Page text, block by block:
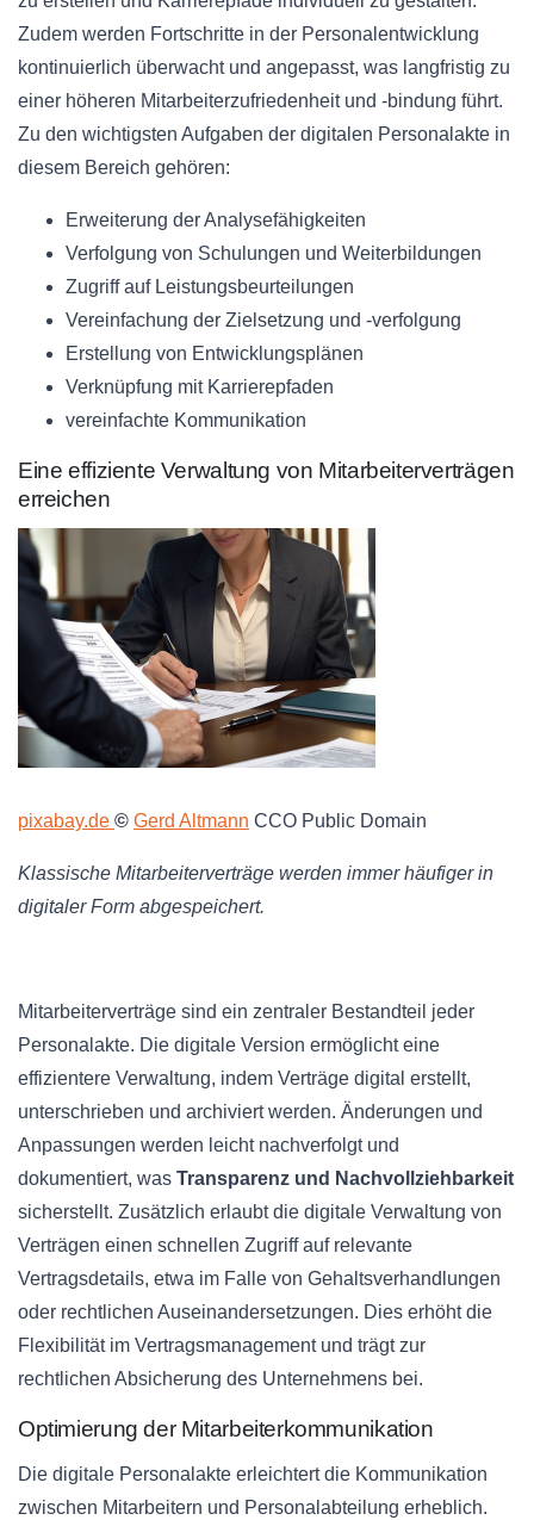
Zudem werden Fortschritte in der Personalentwicklung
kontinuierlich überwacht und angepasst, was langfristig zu
einer höheren Mitarbeiterzufriedenheit und -bindung führt.
Zu den wichtigsten Aufgaben der digitalen Personalakte in
diesem Bereich gehören:
Erweiterung der Analysefähigkeiten
Verfolgung von Schulungen und Weiterbildungen
Zugriff auf Leistungsbeurteilungen
Vereinfachung der Zielsetzung und -verfolgung
Erstellung von Entwicklungsplänen
Verknüpfung mit Karrierepfaden
vereinfachte Kommunikation
Eine effiziente Verwaltung von Mitarbeiterverträgen
erreichen
pixabay.de © Gerd Altmann CCO Public Domain
Klassische Mitarbeiterverträge werden immer häufiger in
digitaler Form abgespeichert.
Mitarbeiterverträge sind ein zentraler Bestandteil jeder
Personalakte. Die digitale Version ermöglicht eine
effizientere Verwaltung, indem Verträge digital erstellt,
unterschrieben und archiviert werden. Änderungen und
Anpassungen werden leicht nachverfolgt und
dokumentiert, was Transparenz und Nachvollziehbarkeit
sicherstellt. Zusätzlich erlaubt die digitale Verwaltung von
Verträgen einen schnellen Zugriff auf relevante
Vertragsdetails, etwa im Falle von Gehaltsverhandlungen
oder rechtlichen Auseinandersetzungen. Dies erhöht die
Flexibilität im Vertragsmanagement und trägt zur
rechtlichen Absicherung des Unternehmens bei.
Optimierung der Mitarbeiterkommunikation
Die digitale Personalakte erleichtert die Kommunikation
zwischen Mitarbeitern und Personalabteilung erheblich.